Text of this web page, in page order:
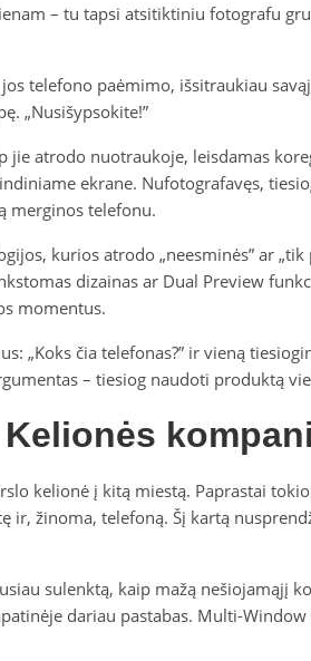
– tu tapsi atsitiktiniu fotografu
telefono paėmimo, išsitraukiau
„Nusišypsokite!”
jie atrodo nuotraukoje, leisdamas
ekrane. Nufotografavęs,
merginos telefonu.
kurios atrodo „neesminės” ar „tik
dizainas ar Dual Preview
momentus.
„Koks čia telefonas?” ir vieną
– tiesiog naudoti produktą
kelionė į kitą miestą. Paprastai
ir, žinoma, telefoną. Šį kartą
sulenktą, kaip mažą nešiojamąjį
dariau pastabas. Multi-